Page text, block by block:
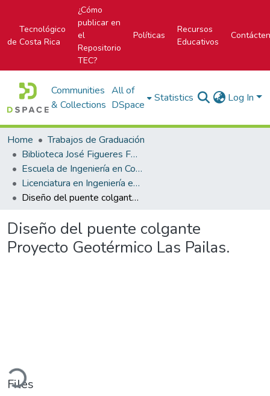
Tecnológico
de Costa Rica
¿Cómo
publicar en
el
Repositorio
TEC?
Políticas
Recursos
Educativos
Communities
& Collections
All of
DSpace
Statistics Log In
Home
Trabajos de Graduación
Biblioteca José Figueres Ferrer
Escuela de Ingeniería en Construcción
Licenciatura en Ingeniería en Construcción
Diseño del puente colgante Proyecto Geotérmico Las Pailas.
Diseño del puente colgante
Proyecto Geotérmico Las Pailas.
Files